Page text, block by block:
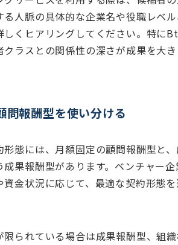
る人脈の具体的な企業名や役職レベ
しくヒアリングしてください。特に
クラスとの関係性の深さが成果を大
問報酬型を使い分ける
形態には、月額固定の顧問報酬型と
成果報酬型があります。ベンチャー
資金状況に応じて、最適な契約形態
限られている場合は成果報酬型、組